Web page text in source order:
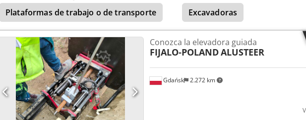
arranque, hidráulica: 13.400 kg Capacidad de manipulación, cucharón estándar: 6.000 kg
vacío: 20.650 kg Carga sobre ejes delantero/trasero: 8.910 / 11.750 kg
Plataformas de trabajo o de transporte
Excavadoras
Gdańsk 2.272 km
Conozca la elevadora guiada
FIJALO-POLANDALUSTEER